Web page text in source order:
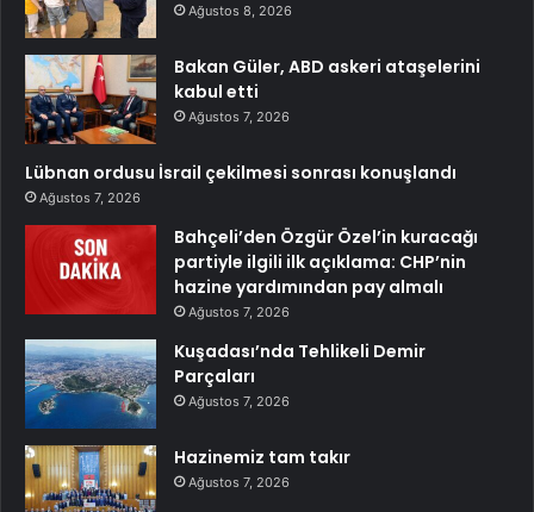
Ağustos 8, 2026
Bakan Güler, ABD askeri ataşelerini
kabul etti
Ağustos 7, 2026
Lübnan ordusu İsrail çekilmesi sonrası konuşlandı
Ağustos 7, 2026
Bahçeli’den Özgür Özel’in kuracağı
partiyle ilgili ilk açıklama: CHP’nin
hazine yardımından pay almalı
Ağustos 7, 2026
Kuşadası’nda Tehlikeli Demir
Parçaları
Ağustos 7, 2026
Hazinemiz tam takır
Ağustos 7, 2026